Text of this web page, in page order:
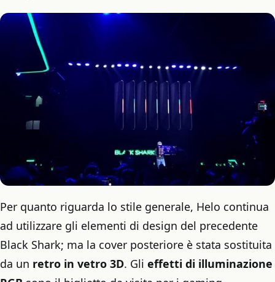
Per quanto riguarda lo stile generale, Helo continua
ad utilizzare gli elementi di design del precedente
Black Shark; ma la cover posteriore è stata sostituita
da un retro in vetro 3D. Gli effetti di illuminazione